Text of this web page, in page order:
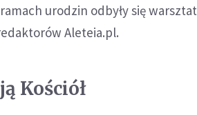
urodzin odbyły się
Aleteia.pl.
Kościół